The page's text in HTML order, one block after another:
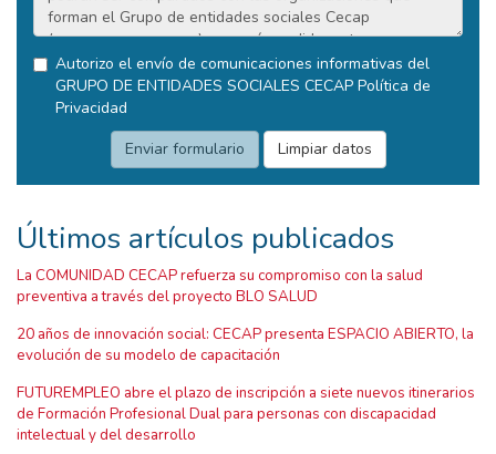
Autorizo el envío de comunicaciones informativas del
GRUPO DE ENTIDADES SOCIALES CECAP Política de
Privacidad
Últimos artículos publicados
La COMUNIDAD CECAP refuerza su compromiso con la salud
preventiva a través del proyecto BLO SALUD
20 años de innovación social: CECAP presenta ESPACIO ABIERTO, la
evolución de su modelo de capacitación
FUTUREMPLEO abre el plazo de inscripción a siete nuevos itinerarios
de Formación Profesional Dual para personas con discapacidad
intelectual y del desarrollo